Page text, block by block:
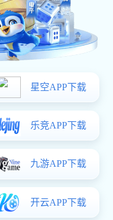
代理公司。主要品牌包括,
的PVDF现货，PVDF特殊
反渗透膜，桑德斯的换热
，台湾环琪等国际品牌产
电力、汽车、航空航天、
域，还拥有800平方米的
力。